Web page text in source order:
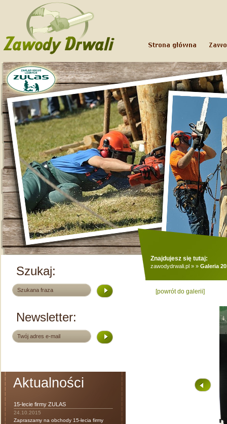
Szukaj:
Newsletter:
Aktualności
15-lecie firmy ZULAS
24.10.2015
Zapraszamy na obchody 15-lecia firmy
Znajdujesz się tutaj:
zawodydrwali.pl » » Galeria
[powrót do galerii]